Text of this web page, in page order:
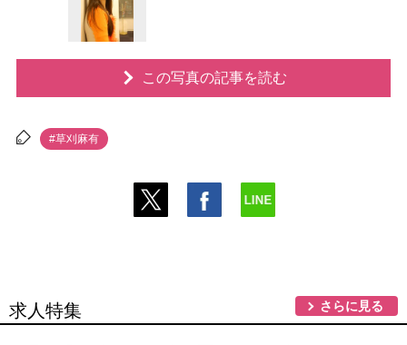
この写真の記事を読む
#草刈麻有
求人特集 さらに見る